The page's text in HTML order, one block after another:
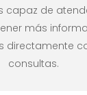
capaz de
más
directamente
consultas.